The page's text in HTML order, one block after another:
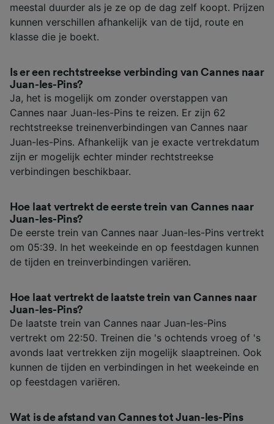
meestal duurder als je ze op de dag zelf koopt. Prijzen
kunnen verschillen afhankelijk van de tijd, route en
klasse die je boekt.
Is er een rechtstreekse verbinding van Cannes naar
Juan-les-Pins?
Ja, het is mogelijk om zonder overstappen van
Cannes naar Juan-les-Pins te reizen. Er zijn 62
rechtstreekse treinenverbindingen van Cannes naar
Juan-les-Pins. Afhankelijk van je exacte vertrekdatum
zijn er mogelijk echter minder rechtstreekse
verbindingen beschikbaar.
Hoe laat vertrekt de eerste trein van Cannes naar
Juan-les-Pins?
De eerste trein van Cannes naar Juan-les-Pins vertrekt
om 05:39. In het weekeinde en op feestdagen kunnen
de tijden en treinverbindingen variëren.
Hoe laat vertrekt de laatste trein van Cannes naar
Juan-les-Pins?
De laatste trein van Cannes naar Juan-les-Pins
vertrekt om 22:50. Treinen die 's ochtends vroeg of 's
avonds laat vertrekken zijn mogelijk slaaptreinen. Ook
kunnen de tijden en verbindingen in het weekeinde en
op feestdagen variëren.
Wat is de afstand van Cannes tot Juan-les-Pins